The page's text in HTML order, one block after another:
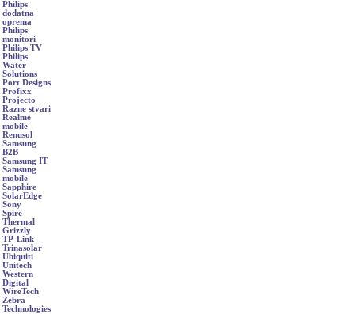
Philips
dodatna
oprema
Philips
monitori
Philips TV
Philips
Water
Solutions
Port Designs
Profixx
Projecto
Razne stvari
Realme
mobile
Renusol
Samsung
B2B
Samsung IT
Samsung
mobile
Sapphire
SolarEdge
Sony
Spire
Thermal
Grizzly
TP-Link
Trinasolar
Ubiquiti
Unitech
Western
Digital
WireTech
Zebra
Technologies